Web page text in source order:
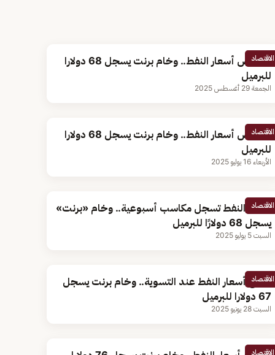
الاقتصاد
انخفاض أسعار النفط.. وخام برنت يسجل 68 دولارا
للبرميل
الجمعة 29 أغسطس 2025
الاقتصاد
انخفاض أسعار النفط.. وخام برنت يسجل 68 دولارا
للبرميل
الأربعاء 16 يوليو 2025
الاقتصاد
أسعار النفط تسجل مكاسب أسبوعية.. وخام «برنت»
يسجل 68 دولارًا للبرميل
السبت 5 يوليو 2025
الاقتصاد
ارتفاع أسعار النفط عند التسوية.. وخام برنت يسجل
67 دولارا للبرميل
السبت 28 يونيو 2025
الاقتصاد